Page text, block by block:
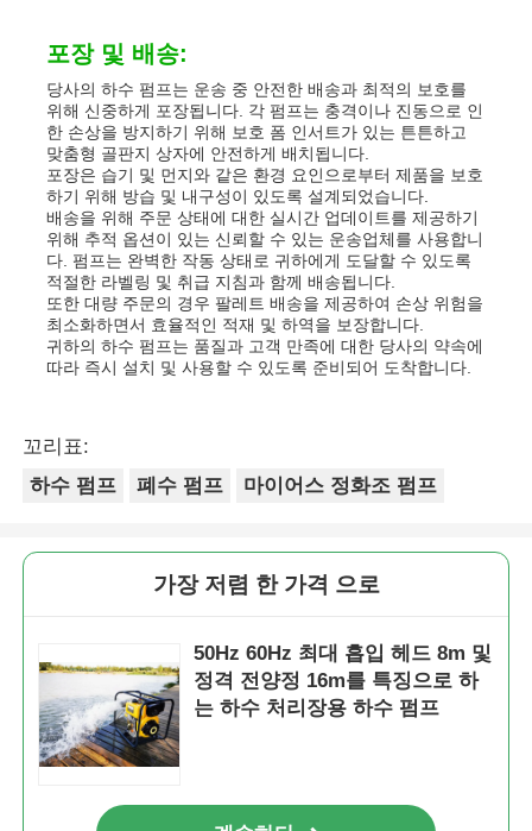
포장 및 배송:
당사의 하수 펌프는 운송 중 안전한 배송과 최적의 보호를
위해 신중하게 포장됩니다. 각 펌프는 충격이나 진동으로 인
한 손상을 방지하기 위해 보호 폼 인서트가 있는 튼튼하고
맞춤형 골판지 상자에 안전하게 배치됩니다.
포장은 습기 및 먼지와 같은 환경 요인으로부터 제품을 보호
하기 위해 방습 및 내구성이 있도록 설계되었습니다.
배송을 위해 주문 상태에 대한 실시간 업데이트를 제공하기
위해 추적 옵션이 있는 신뢰할 수 있는 운송업체를 사용합니
다. 펌프는 완벽한 작동 상태로 귀하에게 도달할 수 있도록
적절한 라벨링 및 취급 지침과 함께 배송됩니다.
또한 대량 주문의 경우 팔레트 배송을 제공하여 손상 위험을
최소화하면서 효율적인 적재 및 하역을 보장합니다.
귀하의 하수 펌프는 품질과 고객 만족에 대한 당사의 약속에
따라 즉시 설치 및 사용할 수 있도록 준비되어 도착합니다.
꼬리표:
하수 펌프
폐수 펌프 마이어스 정화조 펌프
가장 저렴 한 가격 으로
50Hz 60Hz 최대 흡입 헤드 8m 및
정격 전양정 16m를 특징으로 하
는 하수 처리장용 하수 펌프